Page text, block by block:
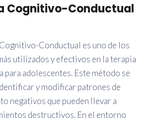
Cognitivo-Conductual
Cognitivo-Conductual es uno de los
utilizados y efectivos en la terapia
para adolescentes. Este método se
y modificar patrones de
negativos que pueden llevar a
destructivos. En el entorno